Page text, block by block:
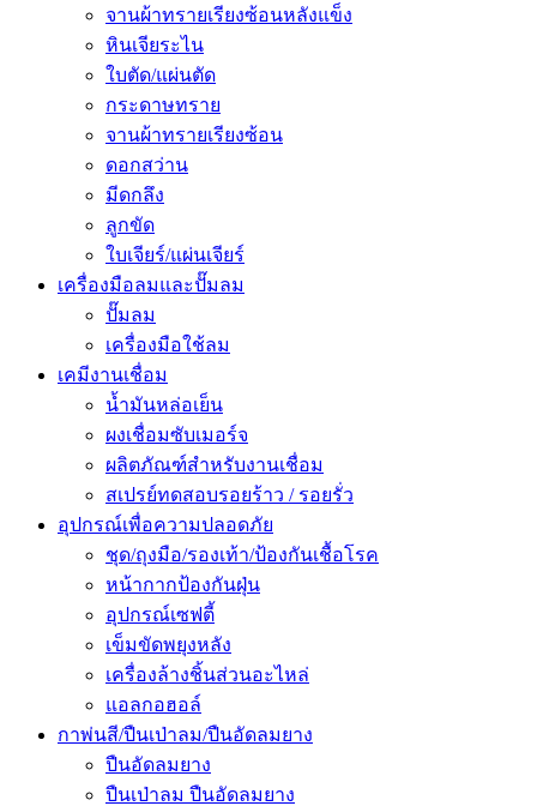
จานผ้าทรายเรียงซ้อนหลังแข็ง
หินเจียระไน
ใบตัด/แผ่นตัด
กระดาษทราย
จานผ้าทรายเรียงซ้อน
ดอกสว่าน
มีดกลึง
ลูกขัด
ใบเจียร์/แผ่นเจียร์
เครื่องมือลมและปั๊มลม
ปั๊มลม
เครื่องมือใช้ลม
เคมีงานเชื่อม
น้ำมันหล่อเย็น
ผงเชื่อมซับเมอร์จ
ผลิตภัณฑ์สำหรับงานเชื่อม
สเปรย์ทดสอบรอยร้าว / รอยรั่ว
อุปกรณ์เพื่อความปลอดภัย
ชุด/ถุงมือ/รองเท้า/ป้องกันเชื้อโรค
หน้ากากป้องกันฝุ่น
อุปกรณ์เซฟตี้
เข็มขัดพยุงหลัง
เครื่องล้างชิ้นส่วนอะไหล่
แอลกอฮอล์
กาพ่นสี/ปืนเป่าลม/ปืนอัดลมยาง
ปืนอัดลมยาง
ปืนเป่าลม ปืนอัดลมยาง